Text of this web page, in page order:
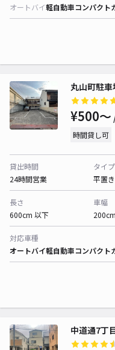
オートバイ軽自動車コンパクト
丸山町駐車
¥500〜
時間貸し可
貸出時間
24時間営業
タイプ
平置き
長さ
600cm 以下
車幅
対応車種
オートバイ軽自動車コンパクト
中道通7丁